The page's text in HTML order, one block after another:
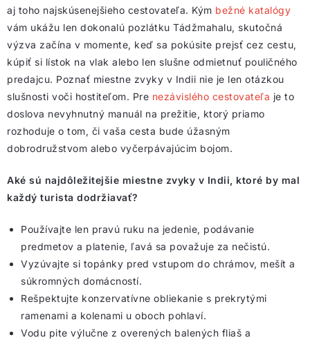
aj toho najskúsenejšieho cestovateľa. Kým bežné katalógy
vám ukážu len dokonalú pozlátku Tádžmahalu, skutočná
výzva začína v momente, keď sa pokúsite prejsť cez cestu,
kúpiť si lístok na vlak alebo len slušne odmietnuť pouličného
predajcu. Poznať miestne zvyky v Indii nie je len otázkou
slušnosti voči hostiteľom. Pre nezávislého cestovateľa je to
doslova nevyhnutný manuál na prežitie, ktorý priamo
rozhoduje o tom, či vaša cesta bude úžasným
dobrodružstvom alebo vyčerpávajúcim bojom.
Aké sú najdôležitejšie miestne zvyky v Indii, ktoré by mal
každý turista dodržiavať?
Používajte len pravú ruku na jedenie, podávanie
predmetov a platenie, ľavá sa považuje za nečistú.
Vyzúvajte si topánky pred vstupom do chrámov, mešít a
súkromných domácností.
Rešpektujte konzervatívne obliekanie s prekrytými
ramenami a kolenami u oboch pohlaví.
Vodu pite výlučne z overených balených fliaš a